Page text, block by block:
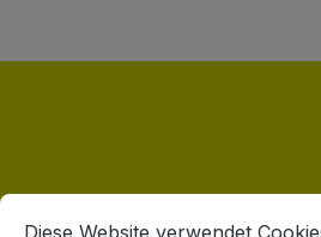
Produktgalerie überspringen
Accessory
Cookie-Voreinstellungen
Diese Website verwendet
Diese Website verwendet